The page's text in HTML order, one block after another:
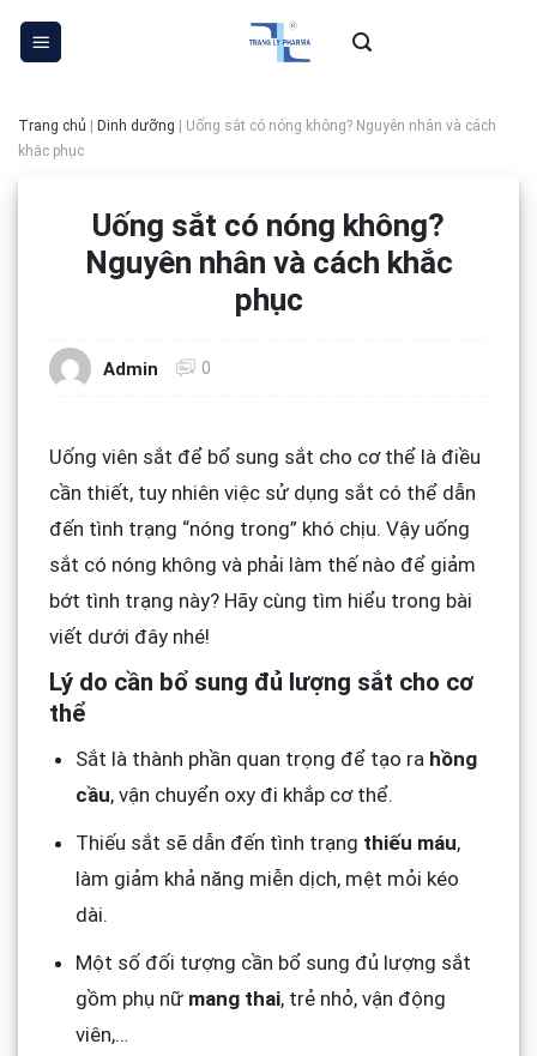
Skip
Trang chủ Dinh dưỡng
Uống sắt có nóng không? Nguyên nhân và cách
khắc phục
Uống sắt có nóng không?
Nguyên nhân và cách khắc
phục
Admin 0
Uống viên sắt để bổ sung sắt cho cơ thể là điều
cần thiết, tuy nhiên việc sử dụng sắt có thể dẫn
đến tình trạng “nóng trong” khó chịu. Vậy uống
sắt có nóng không và phải làm thế nào để giảm
bớt tình trạng này? Hãy cùng tìm hiểu trong bài
viết dưới đây nhé!
Lý do cần bổ sung đủ lượng sắt cho cơ
thể
Sắt là thành phần quan trọng để tạo ra hồng
cầu, vận chuyển oxy đi khắp cơ thể.
Thiếu sắt sẽ dẫn đến tình trạng thiếu máu,
làm giảm khả năng miễn dịch, mệt mỏi kéo
dài.
Một số đối tượng cần bổ sung đủ lượng sắt
gồm phụ nữ mang thai, trẻ nhỏ, vận động
viên,…